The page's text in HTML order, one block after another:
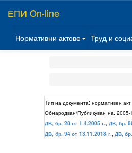
ЕПИ On-line
Нормативни актове Труд и
Тип на документа: нормативен акт
Обнародван/Публикуван на: 2005-
ДВ, бр. 28 от 1.4.2005 г., ДВ, бр.
ДВ, бр. 94 от 13.11.2018 г., ДВ,